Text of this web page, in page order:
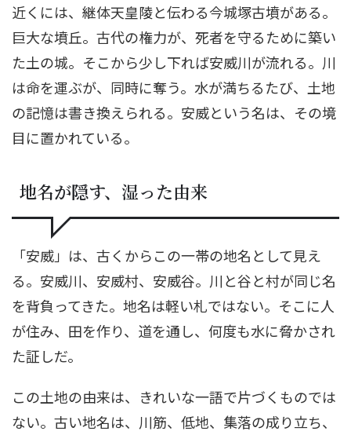
近くには、継体天皇陵と伝わる今城塚古墳がある。
巨大な墳丘。古代の権力が、死者を守るために築い
た土の城。そこから少し下れば安威川が流れる。川
は命を運ぶが、同時に奪う。水が満ちるたび、土地
の記憶は書き換えられる。安威という名は、その境
目に置かれている。
地名が隠す、湿った由来
「安威」は、古くからこの一帯の地名として見え
る。安威川、安威村、安威谷。川と谷と村が同じ名
を背負ってきた。地名は軽い札ではない。そこに人
が住み、田を作り、道を通し、何度も水に脅かされ
た証しだ。
この土地の由来は、きれいな一語で片づくものでは
ない。古い地名は、川筋、低地、集落の成り立ち、